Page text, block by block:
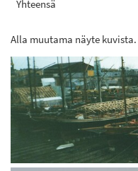
Yhteensä
Alla muutama näyte kuvista.